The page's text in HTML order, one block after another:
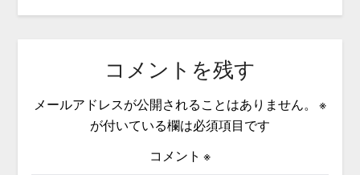
コメントを残す
メールアドレスが公開されることはありません。
※
が付いている欄は必須項目です
コメント ※